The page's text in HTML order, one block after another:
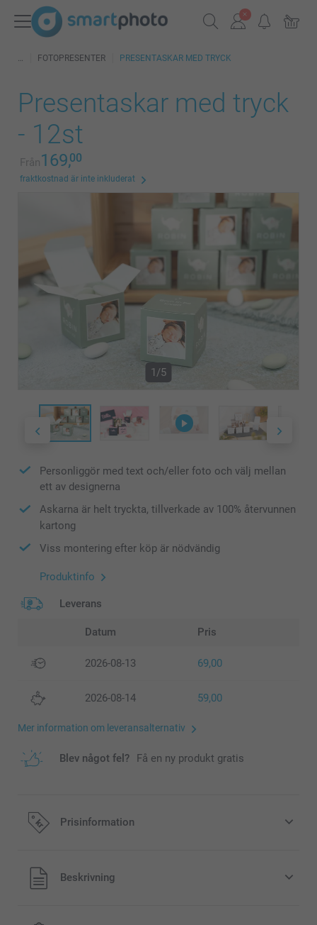
FOTOPRESENTER PRESENTASKAR MED TRYCK
Presentaskar med tryck
- 12st
Från169,00
fraktkostnad är inte inkluderat
1/5
Personliggör med text och/eller foto och välj mellan
ett av designerna
Askarna är helt tryckta, tillverkade av 100% återvunnen
kartong
Viss montering efter köp är nödvändig
Produktinfo
Leverans
Datum Pris
2026-08-13 69,00
2026-08-14 59,00
Mer information om leveransalternativ
Blev något fel? Få en ny produkt gratis
Prisinformation
Alla priser är i svenska kronor (SEK), inklusive moms och
exklusive porto.
Beskrivning